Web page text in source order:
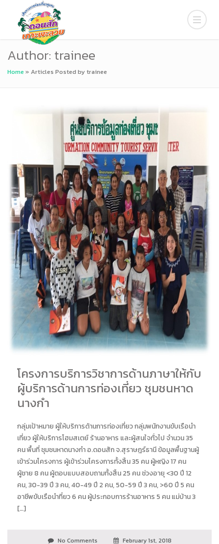
Author:trainee
Home » Articles Posted by trainee
โครงการบริการวิชาการด้านภาษาให้กับ
ผู้บริการด้านการท่องเที่ยว ชุมชนหาด
นางกำ
กลุ่มเป้าหมาย ผู้ให้บริการด้านการท่องเที่ยว กลุ่มพนักงานขับเรือนำ
เที่ยว ผู้ให้บริการโฮมสเตย์ ร้านอาหาร และผู้สนใจทั่วไป จำนวน 35
คน พื้นที่ ชุมชนหาดนางกำ อ.ดอนสัก จ.สุราษฎร์ธานี ข้อมูลพื้นฐานผู้
เข้าร่วมโครงการ ผู้เข้าร่วมโครงการทั้งสิ้น 35 คน ผู้หญิง 17 คน
ผู้ชาย 8 คน ผู้ตอบแบบสอบถามทั้งสิ้น 25 คน ช่วงอายุ <30 ปี 12
คน, 30-39 ปี 3 คน, 40-49 ปี 2 คน, 50-59 ปี 3 คน, >60 ปี 5 คน
อาชีพขับเรือนำที่ยว 6 คน ผู้ประกอบการร้านอาหาร 5 คน แม่บ้าน 3
[…]
No Comments February 1st, 2018